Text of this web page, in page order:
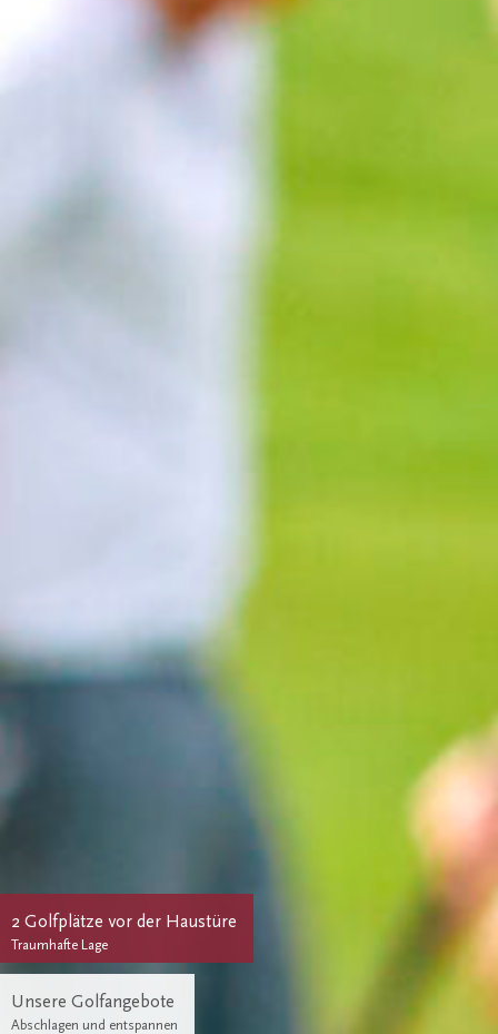
2 Golfplätze vor der Haustüre
Traumhafte Lage
Unsere Golfangebote
Abschlagen und entspannen